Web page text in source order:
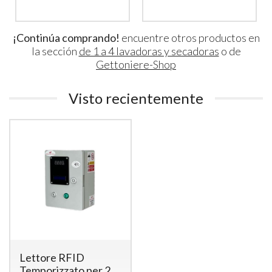
¡Continúa comprando! encuentre otros productos en
la sección de 1 a 4 lavadoras y secadoras o de
Gettoniere-Shop
Visto recientemente
Lettore RFID